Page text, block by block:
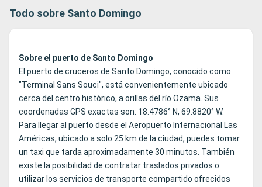
Todo sobre Santo Domingo
Sobre el puerto de Santo Domingo
El puerto de cruceros de Santo Domingo, conocido como
"Terminal Sans Souci", está convenientemente ubicado
cerca del centro histórico, a orillas del río Ozama. Sus
coordenadas GPS exactas son: 18.4786° N, 69.8820° W.
Para llegar al puerto desde el Aeropuerto Internacional Las
Américas, ubicado a solo 25 km de la ciudad, puedes tomar
un taxi que tarda aproximadamente 30 minutos. También
existe la posibilidad de contratar traslados privados o
utilizar los servicios de transporte compartido ofrecidos